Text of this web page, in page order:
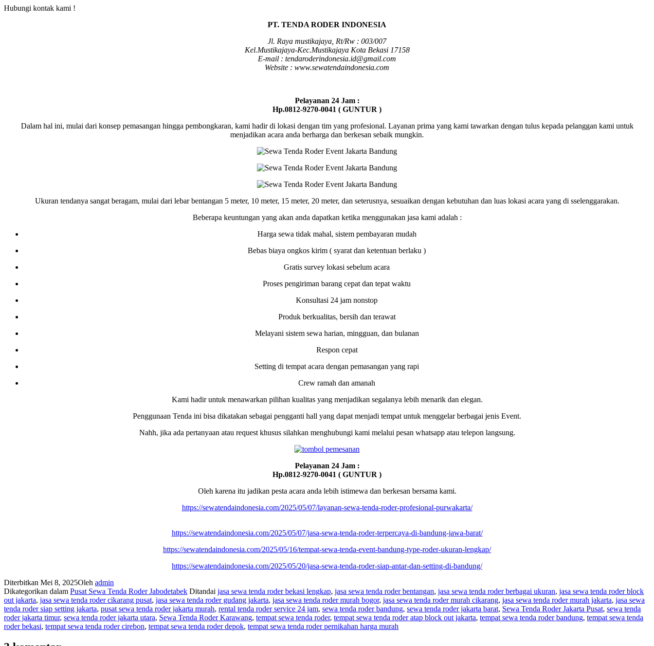
Hubungi kontak kami !
PT. TENDA RODER INDONESIA
Jl. Raya mustikajaya, Rt/Rw : 003/007
Kel.Mustikajaya-Kec.Mustikajaya Kota Bekasi 17158
E-mail : tendaroderindonesia.id@gmail.com
Website : www.sewatendaindonesia.com
Pelayanan 24 Jam :
Hp.0812-9270-0041 ( GUNTUR )
Dalam hal ini, mulai dari konsep pemasangan hingga pembongkaran, kami hadir di lokasi dengan tim yang profesional. Layanan prima yang kami tawarkan dengan tulus kepada pelanggan kami untuk
menjadikan acara anda berharga dan berkesan sebaik mungkin.
Ukuran tendanya sangat beragam, mulai dari lebar bentangan 5 meter, 10 meter, 15 meter, 20 meter, dan seterusnya, sesuaikan dengan kebutuhan dan luas lokasi acara yang di sselenggarakan.
Beberapa keuntungan yang akan anda dapatkan ketika menggunakan jasa kami adalah :
Harga sewa tidak mahal, sistem pembayaran mudah
Bebas biaya ongkos kirim ( syarat dan ketentuan berlaku )
Gratis survey lokasi sebelum acara
Proses pengiriman barang cepat dan tepat waktu
Konsultasi 24 jam nonstop
Produk berkualitas, bersih dan terawat
Melayani sistem sewa harian, mingguan, dan bulanan
Respon cepat
Setting di tempat acara dengan pemasangan yang rapi
Crew ramah dan amanah
Kami hadir untuk menawarkan pilihan kualitas yang menjadikan segalanya lebih menarik dan elegan.
Penggunaan Tenda ini bisa dikatakan sebagai pengganti hall yang dapat menjadi tempat untuk menggelar berbagai jenis Event.
Nahh, jika ada pertanyaan atau request khusus silahkan menghubungi kami melalui pesan whatsapp atau telepon langsung.
Pelayanan 24 Jam :
Hp.0812-9270-0041 ( GUNTUR )
Oleh karena itu jadikan pesta acara anda lebih istimewa dan berkesan bersama kami.
https://sewatendaindonesia.com/2025/05/07/layanan-sewa-tenda-roder-profesional-purwakarta/
https://sewatendaindonesia.com/2025/05/07/jasa-sewa-tenda-roder-terpercaya-di-bandung-jawa-barat/
https://sewatendaindonesia.com/2025/05/16/tempat-sewa-tenda-event-bandung-type-roder-ukuran-lengkap/
https://sewatendaindonesia.com/2025/05/20/jasa-sewa-tenda-roder-siap-antar-dan-setting-di-bandung/
Diterbitkan Mei 8, 2025Oleh admin
Dikategorikan dalam Pusat Sewa Tenda Roder Jabodetabek Ditandai jasa sewa tenda roder bekasi lengkap, jasa sewa tenda roder bentangan, jasa sewa tenda roder berbagai ukuran, jasa sewa tenda roder block
out jakarta, jasa sewa tenda roder cikarang pusat, jasa sewa tenda roder gudang jakarta, jasa sewa tenda roder murah bogor, jasa sewa tenda roder murah cikarang, jasa sewa tenda roder murah jakarta, jasa sewa
tenda roder siap setting jakarta, pusat sewa tenda roder jakarta murah, rental tenda roder service 24 jam, sewa tenda roder bandung, sewa tenda roder jakarta barat, Sewa Tenda Roder Jakarta Pusat, sewa tenda
roder jakarta timur, sewa tenda roder jakarta utara, Sewa Tenda Roder Karawang, tempat sewa tenda roder, tempat sewa tenda roder atap block out jakarta, tempat sewa tenda roder bandung, tempat sewa tenda
roder bekasi, tempat sewa tenda roder cirebon, tempat sewa tenda roder depok, tempat sewa tenda roder pernikahan harga murah